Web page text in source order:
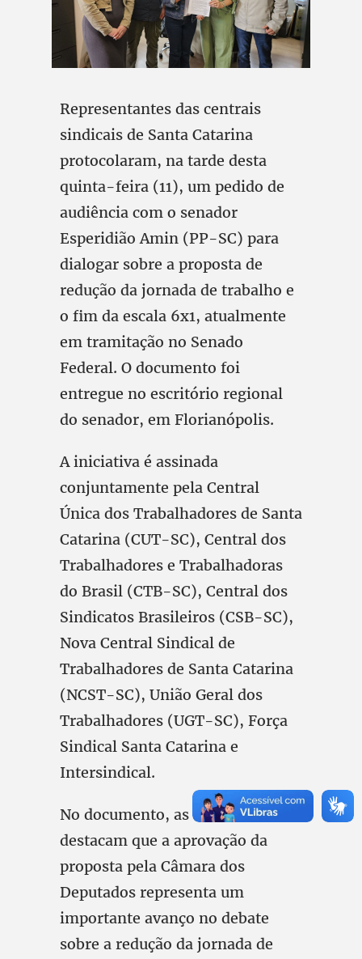
Representantes das centrais
sindicais de Santa Catarina
protocolaram, na tarde desta
quinta-feira (11), um pedido de
audiência com o senador
Esperidião Amin (PP-SC) para
dialogar sobre a proposta de
redução da jornada de trabalho e
o fim da escala 6x1, atualmente
em tramitação no Senado
Federal. O documento foi
entregue no escritório regional
do senador, em Florianópolis.
A iniciativa é assinada
conjuntamente pela Central
Única dos Trabalhadores de Santa
Catarina (CUT-SC), Central dos
Trabalhadores e Trabalhadoras
do Brasil (CTB-SC), Central dos
Sindicatos Brasileiros (CSB-SC),
Nova Central Sindical de
Trabalhadores de Santa Catarina
(NCST-SC), União Geral dos
Trabalhadores (UGT-SC), Força
Sindical Santa Catarina e
Intersindical.
No documento, as centrais
destacam que a aprovação da
proposta pela Câmara dos
Deputados representa um
importante avanço no debate
sobre a redução da jornada de